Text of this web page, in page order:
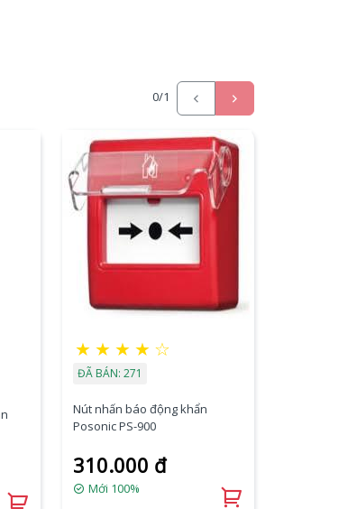
0/1
★ ★ ★ ★ ☆
ĐÃ BÁN: 271
Nút nhấn báo động khẩn
Posonic PS-900
310.000 đ
Mới 100%